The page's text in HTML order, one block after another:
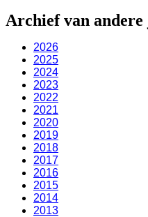
Archief van andere
2026
2025
2024
2023
2022
2021
2020
2019
2018
2017
2016
2015
2014
2013